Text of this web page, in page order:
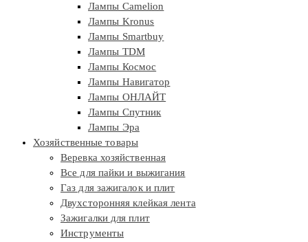
Лампы Camelion
Лампы Kronus
Лампы Smartbuy
Лампы TDM
Лампы Космос
Лампы Навигатор
Лампы ОНЛАЙТ
Лампы Спутник
Лампы Эра
Хозяйственные товары
Веревка хозяйственная
Все для пайки и выжигания
Газ для зажигалок и плит
Двухсторонняя клейкая лента
Зажигалки для плит
Инструменты